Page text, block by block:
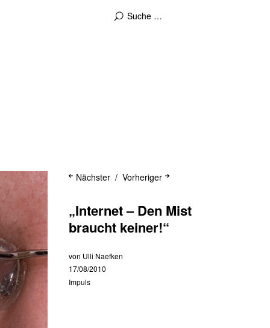
Vorheriger
Nächster
„Internet – Den Mist
braucht keiner!“
von Ulli Naefken
17/08/2010
Impuls